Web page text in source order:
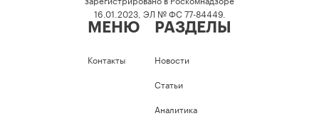
16.01.2023, ЭЛ № ФС 77-84449.
МЕНЮ
Контакты
РАЗДЕЛЫ
Новости
Статьи
Аналитика